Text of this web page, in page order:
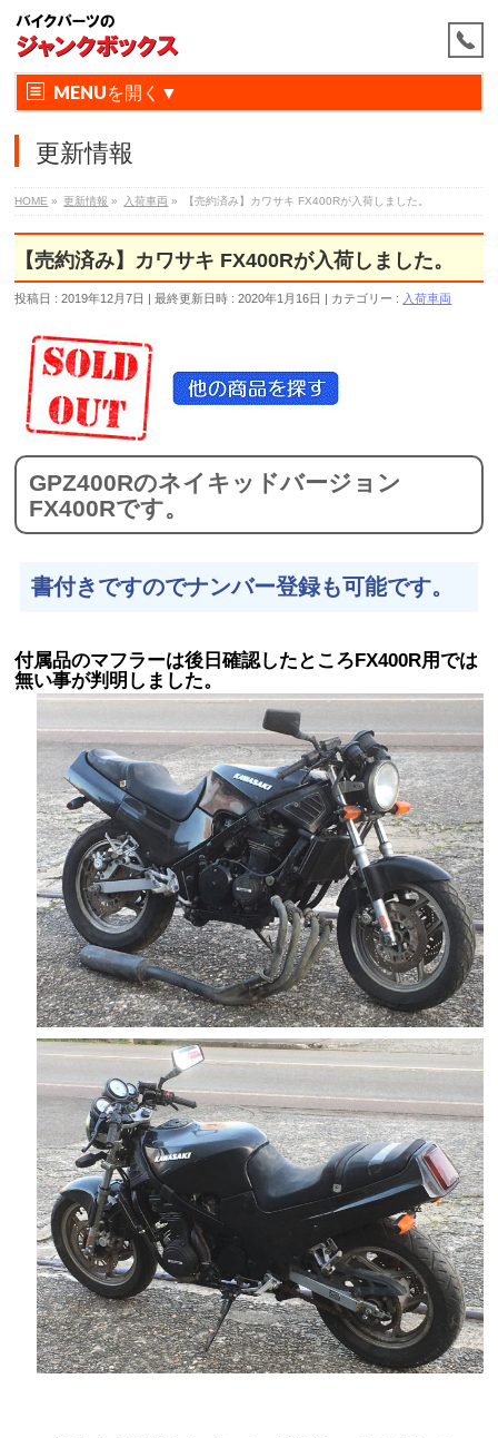
MENU
更新情報
HOME » 更新情報 » 入荷車両 » 【売約済み】カワサキ FX400Rが入荷しました。
【売約済み】カワサキ FX400Rが入荷しました。
投稿日 : 2019年12月7日 最終更新日時 : 2020年1月16日 カテゴリー : 入荷車両
GPZ400Rのネイキッドバージョン
FX400Rです。
書付きですのでナンバー登録も可能です。
付属品のマフラーは後日確認したところFX400R用では
無い事が判明しました。